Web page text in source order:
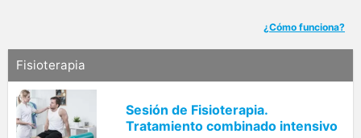
¿Cómo funciona?
Fisioterapia
Sesión de Fisioterapia.
Tratamiento combinado intensivo